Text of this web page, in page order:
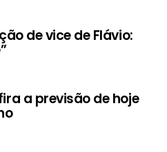
de vice de Flávio:
a previsão de hoje